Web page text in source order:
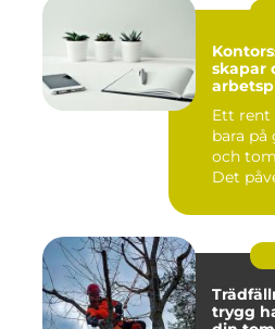
skapar
Ett rent
bara på
och
Det
trygg